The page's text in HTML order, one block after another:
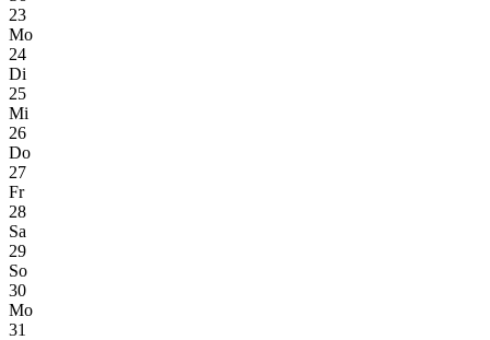
23
Mo
24
Di
25
Mi
26
Do
27
Fr
28
Sa
29
So
30
Mo
31